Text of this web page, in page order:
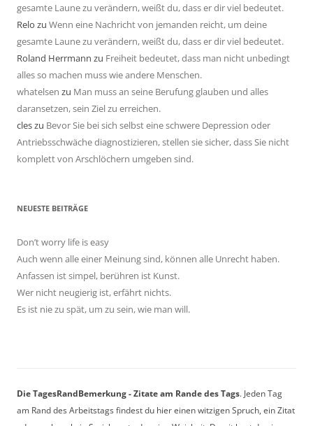
gesamte Laune zu verändern, weißt du, dass er dir viel bedeutet.
Relo zu Wenn eine Nachricht von jemanden reicht, um deine
gesamte Laune zu verändern, weißt du, dass er dir viel bedeutet.
Roland Herrmann zu Freiheit bedeutet, dass man nicht unbedingt
alles so machen muss wie andere Menschen.
whatelsen zu Man muss an seine Berufung glauben und alles
daransetzen, sein Ziel zu erreichen.
cleszu Bevor Sie bei sich selbst eine schwere Depression oder
Antriebsschwäche diagnostizieren, stellen sie sicher, dass Sie nicht
komplett von Arschlöchern umgeben sind.
NEUESTE BEITRÄGE
Don’t worry life is easy
Auch wenn alle einer Meinung sind, können alle Unrecht haben.
Anfassen ist simpel, berühren ist Kunst.
Wer nicht neugierig ist, erfährt nichts.
Es ist nie zu spät, um zu sein, wie man will.
Die TagesRandBemerkung - Zitate am Rande des Tags. Jeden Tag
am Rand des Arbeitstags findest du hier einen witzigen Spruch, ein Zitat